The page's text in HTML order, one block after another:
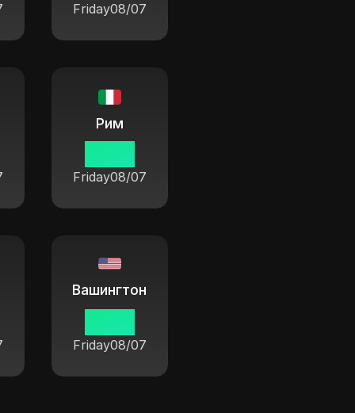
Friday08/07
Рим
Friday08/07
Вашингтон
Friday08/07